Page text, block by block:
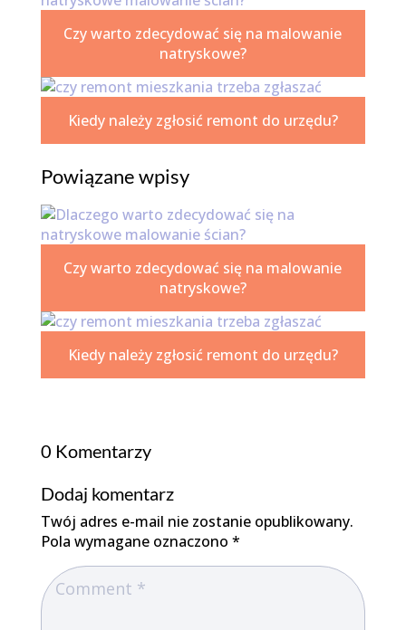
Czy warto zdecydować się na malowanie
natryskowe?
Kiedy należy zgłosić remont do urzędu?
Powiązane wpisy
Czy warto zdecydować się na malowanie
natryskowe?
Kiedy należy zgłosić remont do urzędu?
0 Komentarzy
Dodaj komentarz
Twój adres e-mail nie zostanie opublikowany.
Pola wymagane oznaczono *